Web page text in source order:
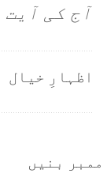
آج کی آیت
اظہارِ خیال
ممبر بنیں